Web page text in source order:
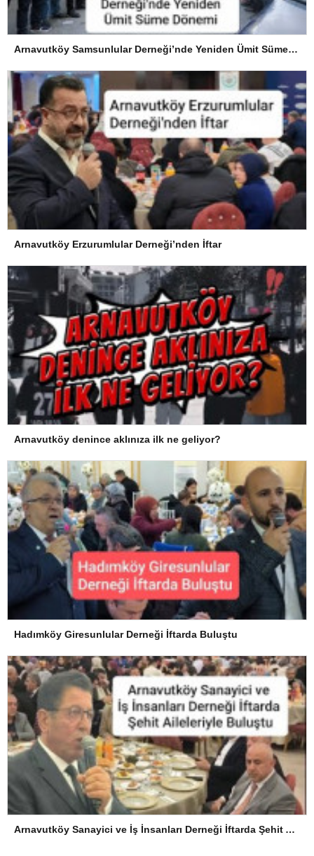
Arnavutköy Samsunlular Derneği’nde Yeniden Ümit Süme Dönemi
Arnavutköy Erzurumlular Derneği’nden İftar
Arnavutköy denince aklınıza ilk ne geliyor?
Hadımköy Giresunlular Derneği İftarda Buluştu
Arnavutköy Sanayici ve İş İnsanları Derneği İftarda Şehit Aileleriyle Buluştu